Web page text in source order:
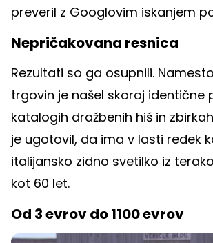
preveril z Googlovim iskanjem
Nepričakovana resnica
Rezultati so ga osupnili.
trgovin je našel skoraj identične
katalogih dražbenih hiš in
je ugotovil, da ima v lasti redek
italijansko zidno svetilko iz
kot 60 let.
Od 3 evrov do 1100 evrov